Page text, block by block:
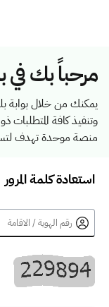
مرحباً بك
يمكنك من خلال بوابة
وتنفيذ كافة المتطلبات
منصة موحدة تهدف
استعادة كلمة المرور